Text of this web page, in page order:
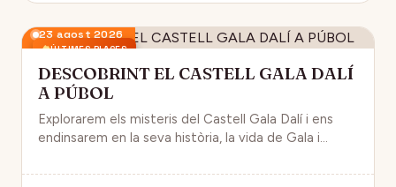
ÚLTIMES PLACES
23 agost 2026
DESCOBRINT EL CASTELL GALA DALÍ
A PÚBOL
Explorarem els misteris del Castell Gala Dalí i ens
endinsarem en la seva història, la vida de Gala i